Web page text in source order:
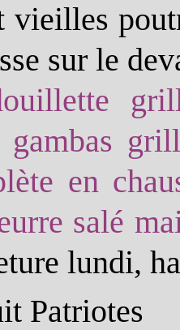
sur le
gambas
en
salé
lundi,
Patriotes